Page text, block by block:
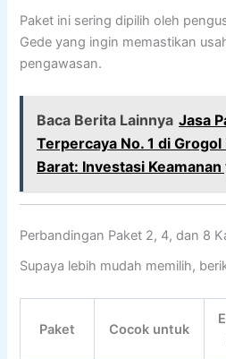
Paket ini sering dipilih oleh
Gede yang ingin memastikan
pengawasan.
Baca Berita Lainnya Jasa
Terpercaya No. 1 di
Barat: Investasi
Perbandingan Paket 2, 4, dan 8
Supaya lebih mudah memilih,
Paket Cocok untuk